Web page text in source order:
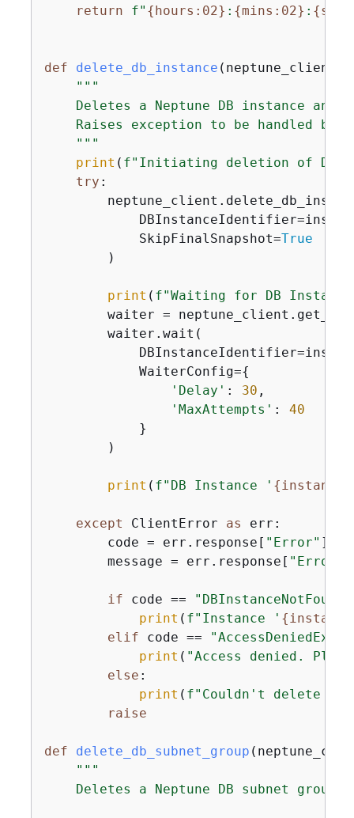
return
f" {hours:02} : {mins:02} : {
def delete_db_instance (
"""
Deletes a Neptune DB instance and
Raises exception to be handled by
    """
print ( f"Initiating deletion of DB
try :
            SkipFinalSnapshot=
True
        )
print ( f"Waiting for DB
waiter =
        waiter.wait(
            WaiterConfig=
{
'Delay' : 30 ,
'MaxAttempts' : 40
            }
        )
print ( f"DB Instance ' {
except ClientError as err:
        code = err.response[
"Error" ][
        message = err.response[
"Error"
if code ==
print ( f"Instance ' {
elif code ==
print ( "Access denied.
else :
print ( f"Couldn't delete
raise
def delete_db_subnet_group (
"""
Deletes a Neptune DB subnet group